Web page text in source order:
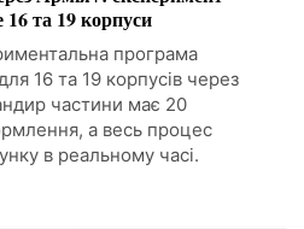
та 19 корпуси
програма
16 та 19 корпусів через
частини має 20
а весь процес
в реальному часі.